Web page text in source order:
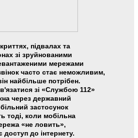
підвалах та
зі зруйнованими
мережами
часто стає неможливим,
найбільше потрібен.
зі «Службою 112»
через державний
застосунок
тоді, коли мобільна
«не ловить»,
доступ до інтернету.